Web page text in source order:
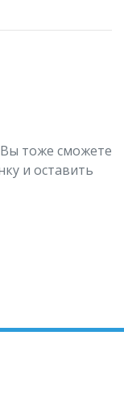
тоже сможете
и оставить